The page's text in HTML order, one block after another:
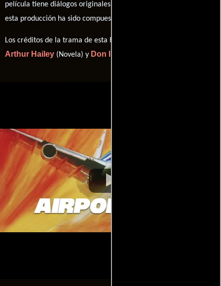
película tiene diálogos originales en
esta producción ha sido compuesta por
Los créditos de la trama de esta historia están divididos entre
Arthur Hailey (Novela) y Don Ingalls